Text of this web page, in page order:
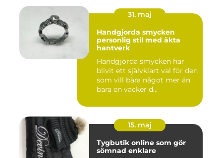
31. maj
Handgjorda smycken
personlig stil med äkta
hantverk
Handgjorda smycken har
blivit ett självklart val för den
som vill bära något mer än
bara en vacker d...
15. maj
Tygbutik online som gör
sömnad enklare